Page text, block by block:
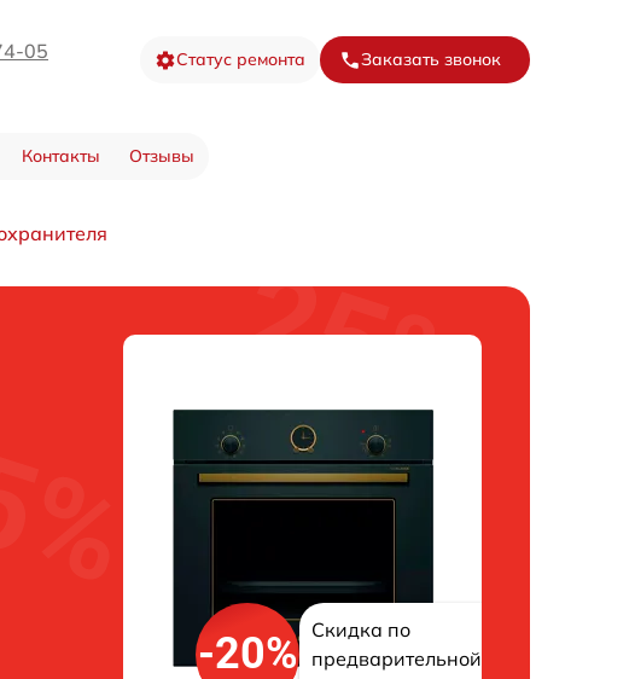
05 Статус ремонта Заказать звонок
Контакты Отзывы
-20%
Скидка по
предварительной